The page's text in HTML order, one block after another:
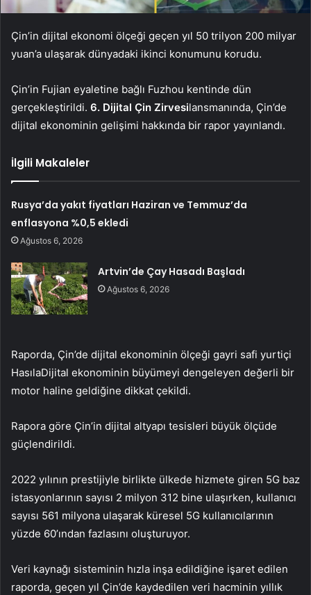
Çin’in dijital ekonomi ölçeği geçen yıl 50 trilyon 200 milyar
yuan’a ulaşarak dünyadaki ikinci konumunu korudu.
Çin’in Fujian eyaletine bağlı Fuzhou kentinde dün
gerçekleştirildi. 6. Dijital Çin Zirvesilansmanında, Çin’de
dijital ekonominin gelişimi hakkında bir rapor yayınlandı.
İlgili Makaleler
Rusya’da yakıt fiyatları Haziran ve Temmuz’da
enflasyona %0,5 ekledi
Ağustos 6, 2026
Artvin’de Çay Hasadı Başladı
Ağustos 6, 2026
Raporda, Çin’de dijital ekonominin ölçeği gayri safi yurtiçi
HasılaDijital ekonominin büyümeyi dengeleyen değerli bir
motor haline geldiğine dikkat çekildi.
Rapora göre Çin’in dijital altyapı tesisleri büyük ölçüde
güçlendirildi.
2022 yılının prestijiyle birlikte ülkede hizmete giren 5G baz
istasyonlarının sayısı 2 milyon 312 bine ulaşırken, kullanıcı
sayısı 561 milyona ulaşarak küresel 5G kullanıcılarının
yüzde 60’ından fazlasını oluşturuyor.
Veri kaynağı sisteminin hızla inşa edildiğine işaret edilen
raporda, geçen yıl Çin’de kaydedilen veri hacminin yıllık